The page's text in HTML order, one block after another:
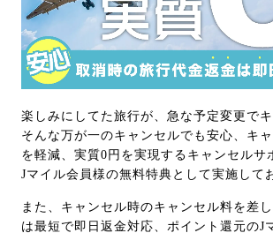
楽しみにしてた旅行が、急な予定変更で
そんな万が一のキャンセルでも安心、キ
を軽減、実質0円を実現するキャンセルサ
Jマイル会員様の無料特典として実施して
また、キャンセル時のキャンセル料を差
は最短で即日返金対応、ポイント還元のJ